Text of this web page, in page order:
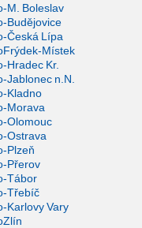
M. Boleslav
Budějovice
Česká Lípa
Místek
Hradec Kr.
Jablonec n.N.
Kladno
Morava
Olomouc
Ostrava
Plzeň
Přerov
Tábor
Třebíč
Karlovy Vary